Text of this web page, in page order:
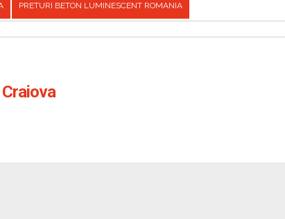
PRETURI BETON LUMINESCENT ROMANIA